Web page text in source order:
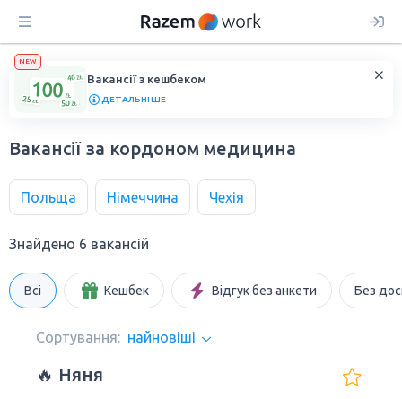
NEW
Вакансії з кешбеком
ДЕТАЛЬНІШЕ
Вакансії за кордоном медицина
Польща Німеччина Чехія
Знайдено 6 вакансій
Всі Кешбек Відгук без анкети Без
Сортування: найновіші
🔥 Няня